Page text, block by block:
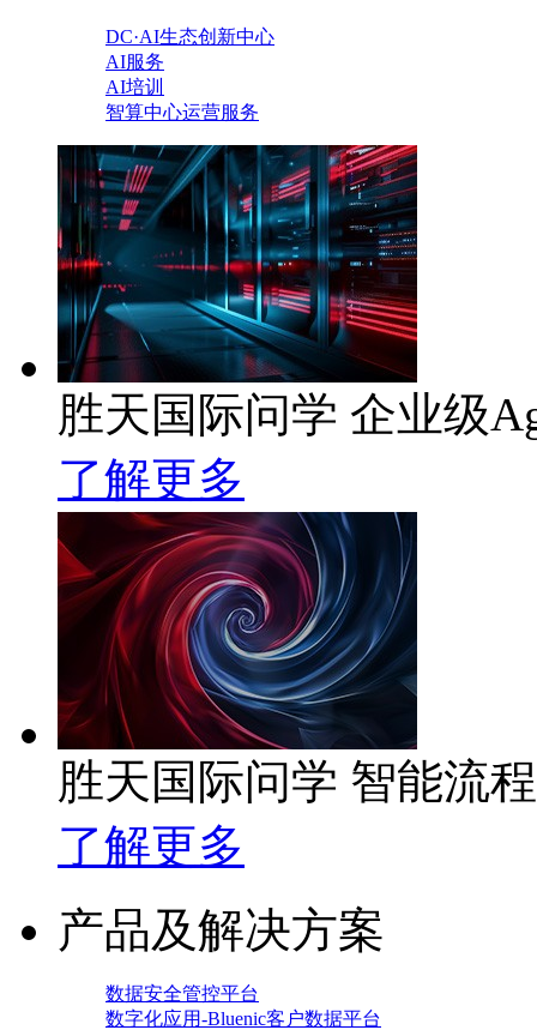
DC·AI生态创新中心
AI服务
AI培训
智算中心运营服务
胜天国际问学 企业级
了解更多
胜天国际问学 智能流
了解更多
产品及解决方案
数据安全管控平台
数字化应用-Bluenic客户数据平台